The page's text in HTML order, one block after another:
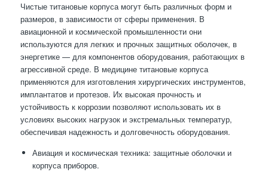
Чистые титановые корпуса могут быть различных форм и
размеров, в зависимости от сферы применения. В
авиационной и космической промышленности они
используются для легких и прочных защитных оболочек, в
энергетике — для компонентов оборудования, работающих в
агрессивной среде. В медицине титановые корпуса
применяются для изготовления хирургических инструментов,
имплантатов и протезов. Их высокая прочность и
устойчивость к коррозии позволяют использовать их в
условиях высоких нагрузок и экстремальных температур,
обеспечивая надежность и долговечность оборудования.
Авиация и космическая техника: защитные оболочки и
корпуса приборов.